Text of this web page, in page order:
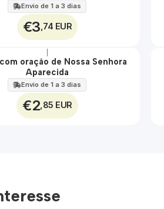
Envio de 1 a 3 dias
€3 ,74 EUR
oração de Nossa Senhora
Aparecida
Envio de 1 a 3 dias
€2 ,85 EUR